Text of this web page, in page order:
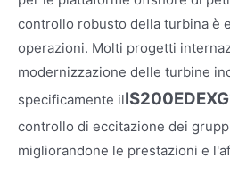
controllo robusto della turbina è
operazioni. Molti progetti
modernizzazione delle turbine
specificamente il
controllo di eccitazione dei
migliorandone le prestazioni e